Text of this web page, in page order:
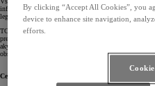
informácii nahradzujúci autorizovaných predajcov a
legálne záväzné a nepredstavujú predajnú ponuku.
TCE-SK sa vynasnaží v rámci medzí zaručiť, že
presnosť ale nie je zaručená a TCE-SK neprijíma
akýchkoľvek informácii uvedených na týchto
obsiahnuté sú Vám poskytnuté také, aké sú a bez
Ceny produktov TOYOTA
By clicking “Accept All Cookies”, you
device to enhance site navigation,
efforts.